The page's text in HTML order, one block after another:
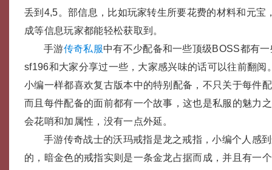
丢到4,5。部信息，比如玩家转生所要花费的材料和元宝
成等信息玩家都能轻松获取到。
手游传奇私服中有不少配备和一些顶级BOSS都有
sf196和大家分享过一些，大家感兴味的话可以往前翻阅
小编一样都喜欢复古版本中的特别配备，不只关于每件
而且每件配备的面前都有一个故事，这也是私服的魅力
会花哨和加属性，没有一点外延。
手游传奇战士的沃玛戒指是龙之戒指，小编个人感
的，暗金色的戒指实则是一条金龙占据而成，并且有一